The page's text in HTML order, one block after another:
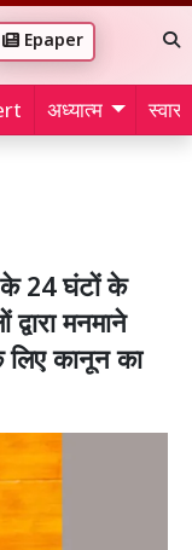
Epaper
अध्यात्म
के 24 घंटों के
मनमाने
लिए कानून का